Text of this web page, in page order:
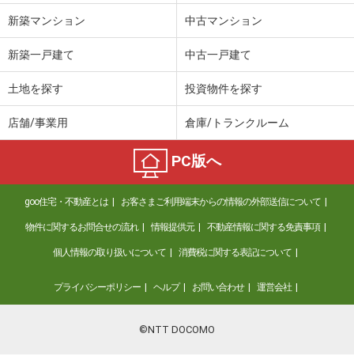
新築マンション 中古マンション
新築一戸建て 中古一戸建て
土地を探す 投資物件を探す
店舗/事業用 倉庫/トランクルーム
PC版へ
goo住宅・不動産とは お客さまご利用端末からの情報の外部送信について
物件に関するお問合せの流れ 情報提供元 不動産情報に関する免責事項
個人情報の取り扱いについて 消費税に関する表記について
プライバシーポリシー ヘルプ お問い合わせ 運営会社
©NTT DOCOMO